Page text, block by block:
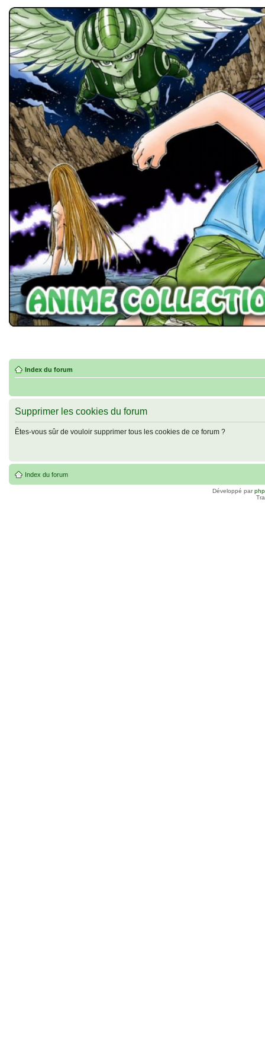
Index du forum
Supprimer les cookies du forum
Êtes-vous sûr de vouloir supprimer tous les cookies de ce forum ?
Index du forum
Développé par